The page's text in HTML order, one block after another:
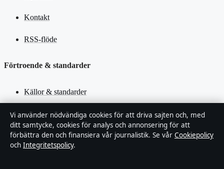
Kontakt
RSS-flöde
Förtroende & standarder
Källor & standarder
Redaktionell policy
Rättelsepolicy
Vi använder nödvändiga cookies för att driva sajten och, med
ditt samtycke, cookies för analys och annonsering för att
förbättra den och finansiera vår journalistik. Se vår Cookiepolicy
och Integritetspolicy.